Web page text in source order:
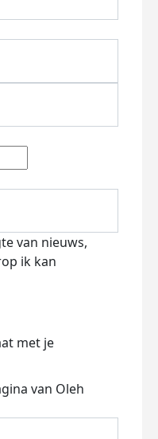
van nieuws,
ik kan
met je
van Oleh